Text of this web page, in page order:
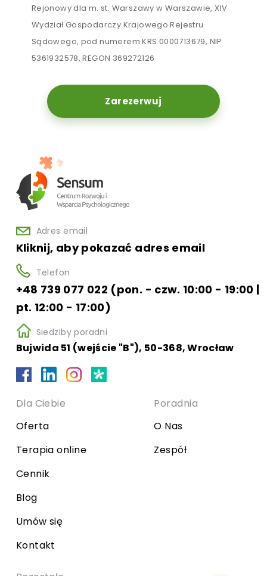
Rejonowy dla m. st. Warszawy w Warszawie, XIV
Wydział Gospodarczy Krajowego Rejestru
Sądowego, pod numerem KRS 0000713679, NIP
5361932578, REGON 369272126
Zarezerwuj
Adres email
Kliknij, aby pokazać adres email
Telefon
+48 739 077 022 (pon. - czw. 10:00 - 19:00 |
pt. 12:00 - 17:00)
Siedziby poradni
Bujwida 51 (wejście "B"), 50-368, Wrocław
Dla Ciebie
Oferta
Terapia online
Cennik
Blog
Umów się
Kontakt
Poradnia
O Nas
Zespół